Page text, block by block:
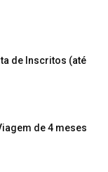
de Inscritos (até
de 4 meses